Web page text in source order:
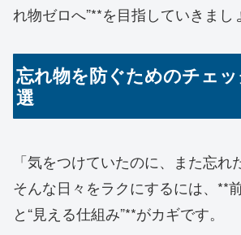
れ物ゼロへ”**を目指していきまし
忘れ物を防ぐためのチェ
選
「気をつけていたのに、また忘れ
そんな日々をラクにするには、**
と“見える仕組み”**がカギです。